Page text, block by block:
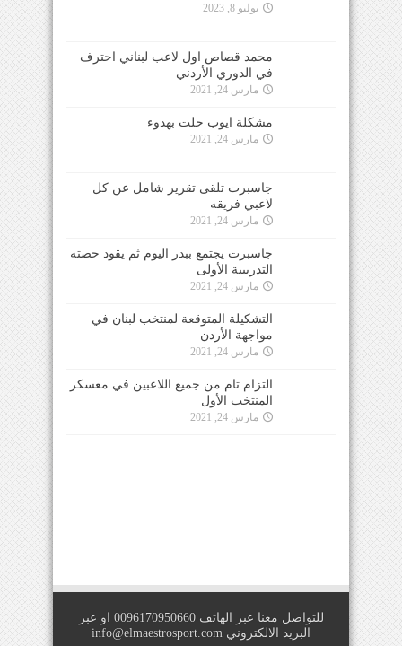
يوليو 8, 2023
محمد قصاص اول لاعب لبناني احترف
في الدوري الأردني
مارس 24, 2021
مشكلة ايوب حلت بهدوء
مارس 24, 2021
جاسبرت تلقى تقرير شامل عن كل
لاعبي فريقه
مارس 24, 2021
جاسبرت يجتمع ببدر اليوم ثم يقود حصته
التدريبية الأولى
مارس 24, 2021
التشكيلة المتوقعة لمنتخب لبنان في
مواجهة الأردن
مارس 24, 2021
التزام تام من جميع اللاعبين في معسكر
المنتخب الأول
مارس 24, 2021
للتواصل معنا عبر الهاتف 0096170950660 او عبر
البريد الالكتروني info@elmaestrosport.com